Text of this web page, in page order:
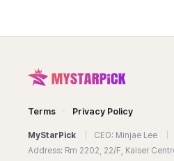
Terms · Privacy Policy
MyStarPick CEO: Minjae Lee
Address: Rm 2202, 22/F, Kaiser